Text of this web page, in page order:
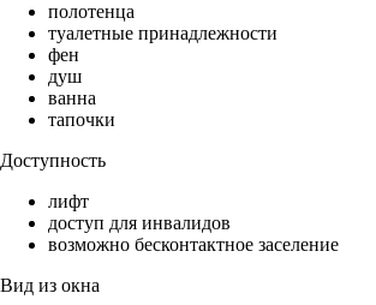
полотенца
туалетные принадлежности
фен
душ
ванна
тапочки
Доступность
лифт
доступ для инвалидов
возможно бесконтактное заселение
Вид из окна